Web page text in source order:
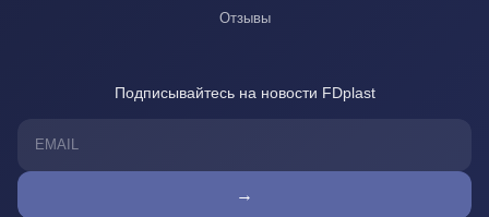
Отзывы
Подписывайтесь на новости FDplast
→